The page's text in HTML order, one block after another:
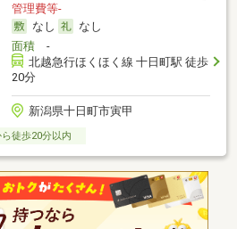
管理費等-
なし
なし
面積-
北越急行ほくほく線 十日町駅 徒歩
20分
新潟県十日町市寅甲
徒歩20分以内